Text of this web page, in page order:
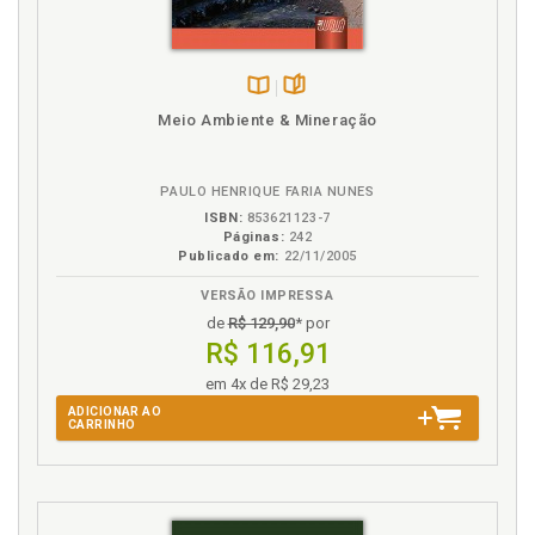
Normativização da cognição, p. 223
Observação intesistêmica, p. 89
Organização. Sistemas de organização, p. 109
Perigos e riscos do direito ambiental trivializado, p.
55
planejamento, p. 217
Meio Ambiente & Mineração
PAULO HENRIQUE FARIA NUNES
ISBN: 853621123-7
Páginas: 242
Publicado em: 22/11/2005
VERSÃO IMPRESSA
deR$ 129,90* por
R$ 116,91
em 4x de R$ 29,23
ADICIONAR AO
CARRINHO